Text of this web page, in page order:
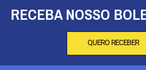
RECEBA NOSSO
QUERO RECEBER